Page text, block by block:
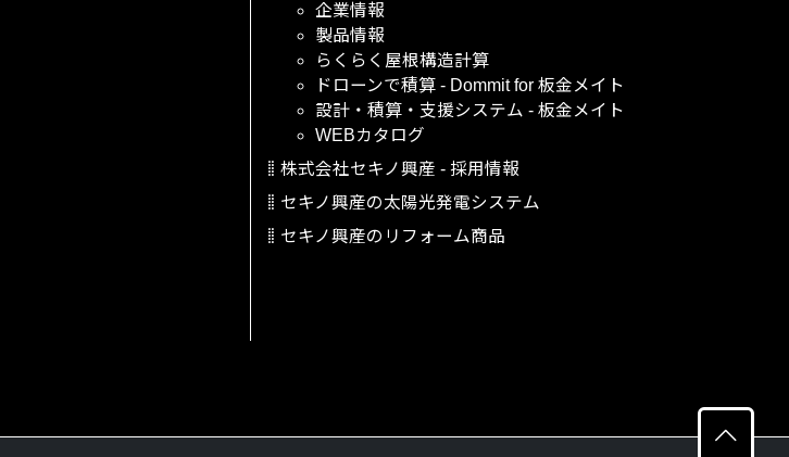
企業情報
製品情報
らくらく屋根構造計算
ドローンで積算 - Dommit for 板金メイト
設計・積算・支援システム - 板金メイト
WEBカタログ
株式会社セキノ興産 - 採用情報
セキノ興産の太陽光発電システム
セキノ興産のリフォーム商品